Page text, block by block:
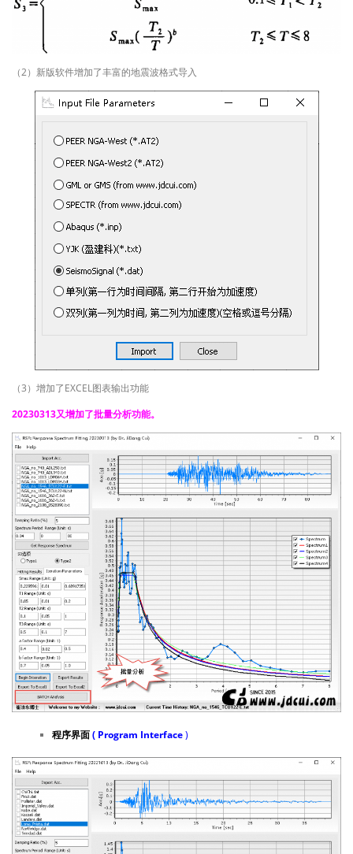
（2）新版软件增加了丰富的地震波格式导入
（3）增加了EXCEL图表输出功能
20230313又增加了批量分析功能。
程序界面( Program Interface)